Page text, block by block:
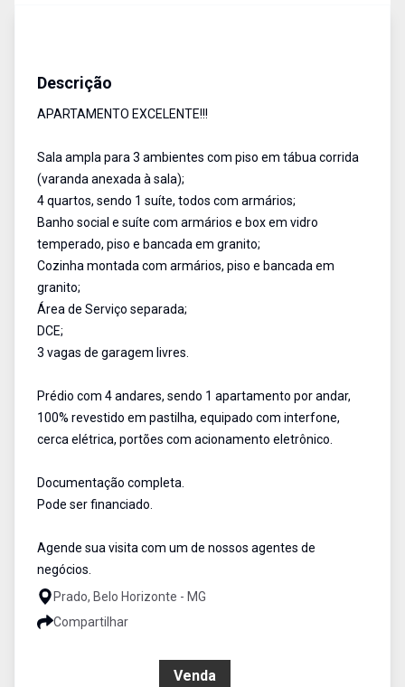
Descrição
APARTAMENTO EXCELENTE!!!
Sala ampla para 3 ambientes com piso em tábua corrida
(varanda anexada à sala);
4 quartos, sendo 1 suíte, todos com armários;
Banho social e suíte com armários e box em vidro
temperado, piso e bancada em granito;
Cozinha montada com armários, piso e bancada em
granito;
Área de Serviço separada;
DCE;
3 vagas de garagem livres.
Prédio com 4 andares, sendo 1 apartamento por andar,
100% revestido em pastilha, equipado com interfone,
cerca elétrica, portões com acionamento eletrônico.
Documentação completa.
Pode ser financiado.
Agende sua visita com um de nossos agentes de
negócios.
Prado, Belo Horizonte - MG
Compartilhar
Venda